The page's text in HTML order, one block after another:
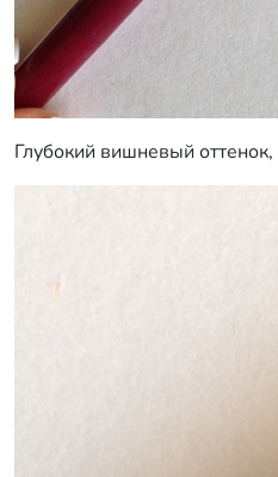
Глубокий вишневый